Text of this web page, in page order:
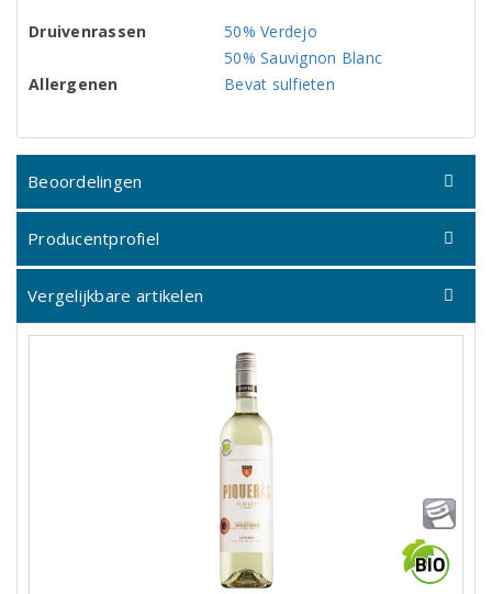
Druivenrassen
50% Verdejo
50% Sauvignon Blanc
Allergenen
Bevat sulfieten
Beoordelingen
Producentprofiel
Vergelijkbare artikelen